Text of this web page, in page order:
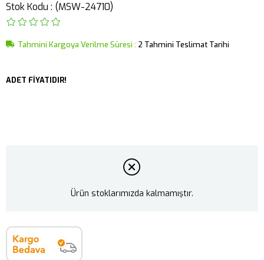
Stok Kodu (MSW-24710)
Tahmini Kargoya Verilme Süresi : 2 Tahmini Teslimat Tarihi
ADET FİYATIDIR!
Ürün stoklarımızda kalmamıştır.